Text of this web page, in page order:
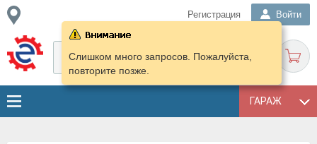
Регистрация Войти
ГАРАЖ
Слишком много запросов. Пожалуйста,
повторите позже.